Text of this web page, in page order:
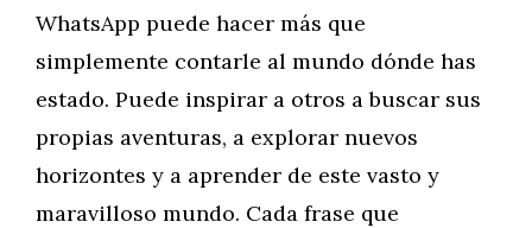
WhatsApp puede hacer más que
simplemente contarle al mundo dónde has
estado. Puede inspirar a otros a buscar sus
propias aventuras, a explorar nuevos
horizontes y a aprender de este vasto y
maravilloso mundo. Cada frase que